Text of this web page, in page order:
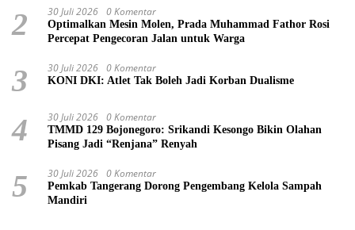
2 30 Juli 2026 0 Komentar
Optimalkan Mesin Molen, Prada Muhammad Fathor Rosi
Percepat Pengecoran Jalan untuk Warga
3 30 Juli 2026 0 Komentar
KONI DKI: Atlet Tak Boleh Jadi Korban Dualisme
4 30 Juli 2026 0 Komentar
TMMD 129 Bojonegoro: Srikandi Kesongo Bikin Olahan
Pisang Jadi “Renjana” Renyah
5 30 Juli 2026 0 Komentar
Pemkab Tangerang Dorong Pengembang Kelola Sampah
Mandiri